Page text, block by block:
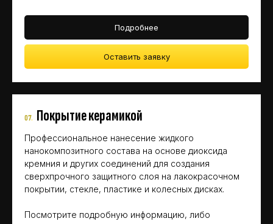
Подробнее
Оставить заявку
07. Покрытие керамикой
Профессиональное нанесение жидкого
нанокомпозитного состава на основе диоксида
кремния и других соединений для создания
сверхпрочного защитного слоя на лакокрасочном
покрытии, стекле, пластике и колесных дисках.
Посмотрите подробную информацию, либо